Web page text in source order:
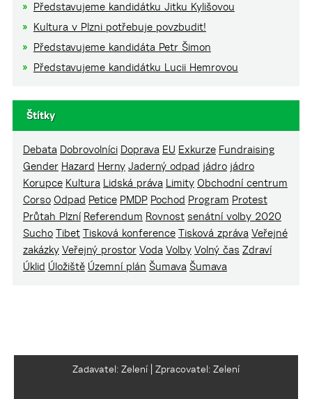
Představujeme kandidátku Jitku Kylišovou
Kultura v Plzni potřebuje povzbudit!
Představujeme kandidáta Petr Šimon
Představujeme kandidátku Lucii Hemrovou
Štítky
Debata Dobrovolníci Doprava EU Exkurze Fundraising
Gender Hazard Herny Jaderný odpad jádro jádro
Korupce Kultura Lidská práva Limity Obchodní centrum
Corso Odpad Petice PMDP Pochod Program Protest
Průtah Plzní Referendum Rovnost senátní volby 2020
Sucho Tibet Tisková konference Tisková zpráva Veřejné
zakázky Veřejný prostor Voda Volby Volný čas Zdraví
Úklid Úložiště Územní plán Šumava Šumava
Zadavatel: Zelení | Zpracovatel: Zelení